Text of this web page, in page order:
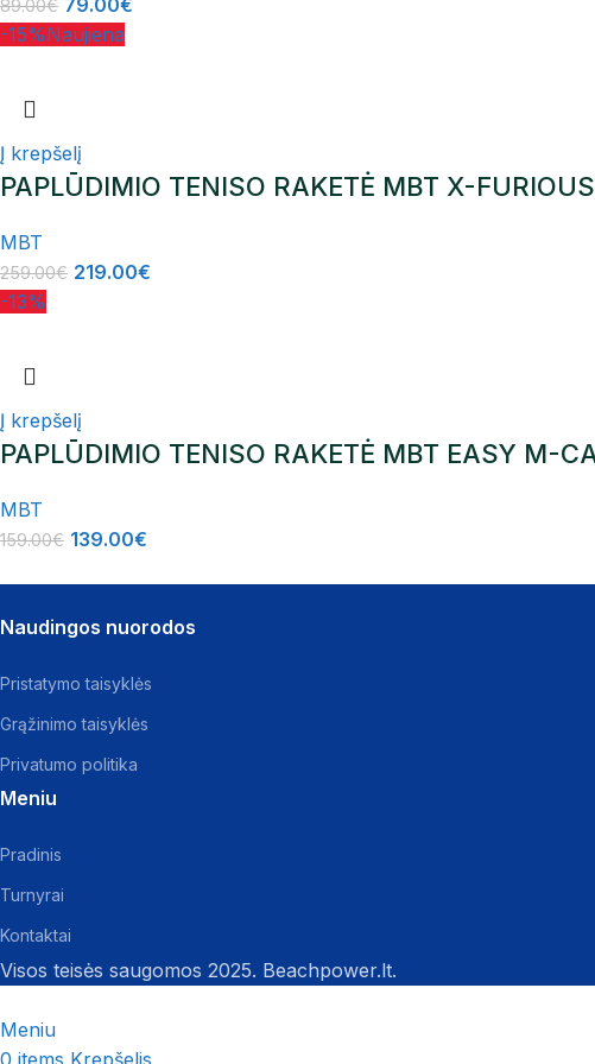
89.00€ 79.00€
-15%Naujiena
Į krepšelį
PAPLŪDIMIO TENISO RAKETĖ MBT X-
MBT
259.00€ 219.00€
-13%
Į krepšelį
PAPLŪDIMIO TENISO RAKETĖ MBT EASY M-
MBT
159.00€ 139.00€
Naudingos nuorodos
Pristatymo taisyklės
Grąžinimo taisyklės
Privatumo politika
Meniu
Pradinis
Turnyrai
Kontaktai
Visos teisės saugomos 2025. Beachpower.lt.
Meniu